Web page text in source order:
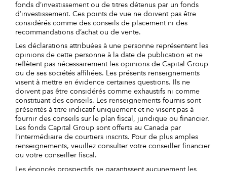
fonds d’investissement ou de titres détenus par un fonds
d’investissement. Ces points de vue ne doivent pas être
considérés comme des conseils de placement ni des
recommandations d’achat ou de vente.
Les déclarations attribuées à une personne représentent les
opinions de cette personne à la date de publication et ne
reflètent pas nécessairement les opinions de Capital Group
ou de ses sociétés affiliées. Les présents renseignements
visent à mettre en évidence certaines questions. Ils ne
doivent pas être considérés comme exhaustifs ni comme
constituant des conseils. Les renseignements fournis sont
présentés à titre indicatif uniquement et ne visent pas à
fournir des conseils sur le plan fiscal, juridique ou financier.
Les fonds Capital Group sont offerts au Canada par
l’intermédiaire de courtiers inscrits. Pour de plus amples
renseignements, veuillez consulter votre conseiller financier
ou votre conseiller fiscal.
Les énoncés prospectifs ne garantissent aucunement les